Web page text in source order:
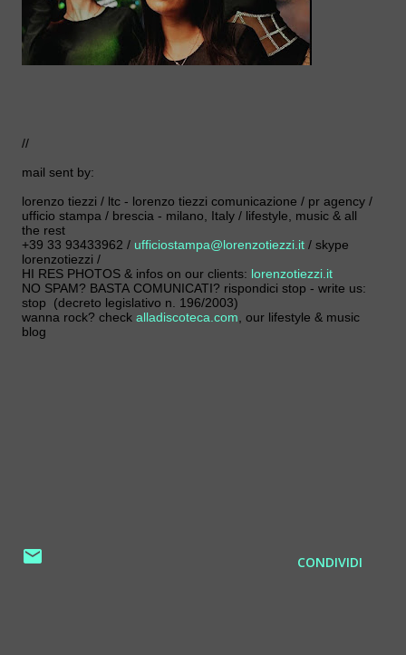
//
mail sent by:
lorenzo tiezzi / ltc - lorenzo tiezzi comunicazione / pr agency /
ufficio stampa / brescia - milano, Italy / lifestyle, music & all
the rest
+39 33 93433962 / ufficiostampa@lorenzotiezzi.it / skype
lorenzotiezzi /
HI RES PHOTOS & infos on our clients: lorenzotiezzi.it
NO SPAM? BASTA COMUNICATI? rispondici stop - write us:
stop (decreto legislativo n. 196/2003)
wanna rock? check alladiscoteca.com , our lifestyle & music
blog
CONDIVIDI